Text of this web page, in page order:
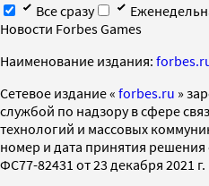
Все сразу
Новости Forbes Games
Наименование издания:
Cетевое издание « forbes.ru »
службой по надзору в сфере
технологий и массовых
номер и дата принятия
ФС77-82431 от 23 декабря 2021 г.